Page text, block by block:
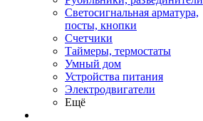
Светосигнальная арматура,
посты, кнопки
Счетчики
Таймеры, термостаты
Умный дом
Устройства питания
Электродвигатели
Ещё